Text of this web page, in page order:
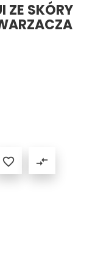
ZE SKÓRY
 compare_arrows